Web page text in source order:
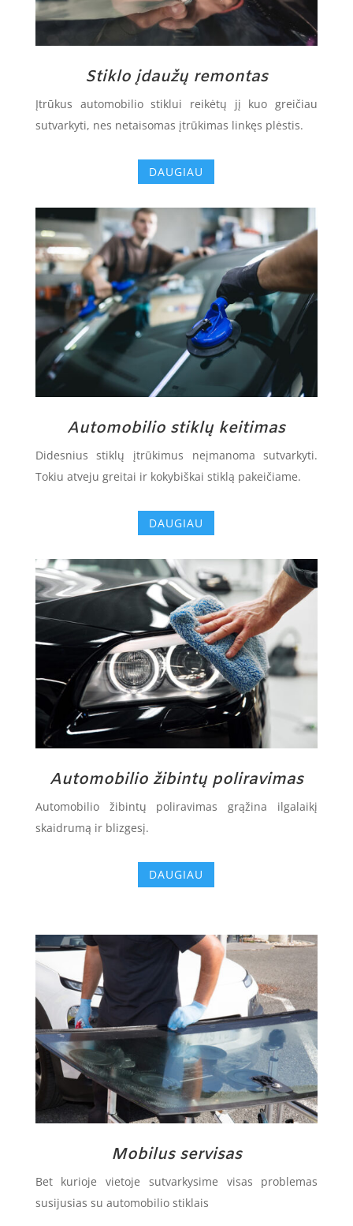
Stiklo įdaužų remontas
Įtrūkus automobilio stiklui reikėtų jį kuo greičiau
sutvarkyti, nes netaisomas įtrūkimas linkęs plėstis.
DAUGIAU
Automobilio stiklų keitimas
Didesnius stiklų įtrūkimus neįmanoma sutvarkyti.
Tokiu atveju greitai ir kokybiškai stiklą pakeičiame.
DAUGIAU
Automobilio žibintų poliravimas
Automobilio žibintų poliravimas grąžina ilgalaikį
skaidrumą ir blizgesį.
DAUGIAU
Mobilus servisas
Bet kurioje vietoje sutvarkysime visas problemas
susijusias su automobilio stiklais